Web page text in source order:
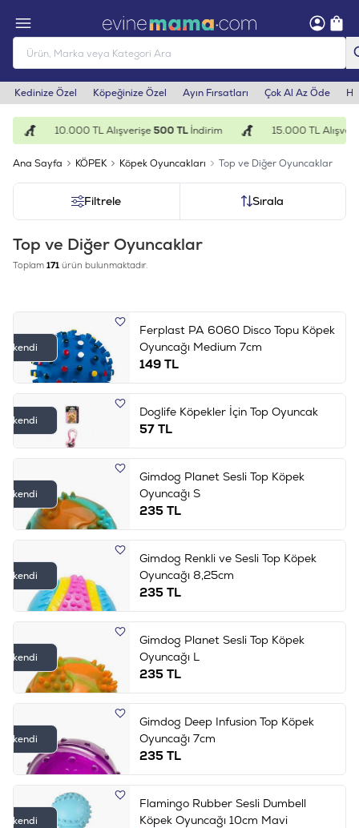
Kedinize Özel Köpeğinize Özel Ayın Fırsatları Çok Al Az Öde
10.000 TL Alışverişe500 TLİndirim 15.000 TL
Ana Sayfa KÖPEK Köpek Oyuncakları Top ve Diğer Oyuncaklar
Filtrele Sırala
Top ve Diğer Oyuncaklar
Toplam 171 ürün bulunmaktadır.
Tükendi
Ferplast PA 6060 Disco Topu Köpek
Oyuncağı Medium 7cm
149TL
Tükendi
Doglife Köpekler İçin Top Oyuncak
57TL
Tükendi
Gimdog Planet Sesli Top Köpek
Oyuncağı S
235TL
Tükendi
Gimdog Renkli ve Sesli Top Köpek
Oyuncağı 8,25cm
235TL
Tükendi
Gimdog Planet Sesli Top Köpek
Oyuncağı L
235TL
Tükendi
Gimdog Deep Infusion Top Köpek
Oyuncağı 7cm
235TL
Tükendi
Flamingo Rubber Sesli Dumbell
Köpek Oyuncağı 10cm Mavi